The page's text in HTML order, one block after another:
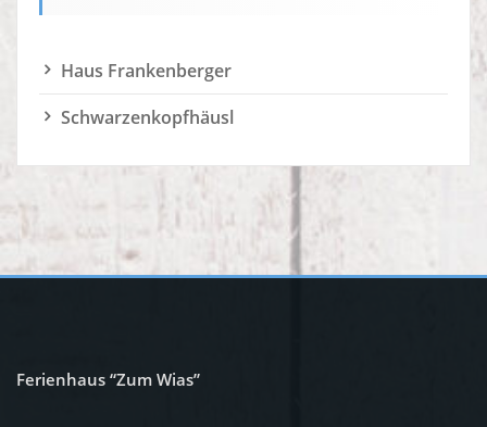
Ferienhaus “Zum Wias”
Katharina Diepold & Anton Frankenberger
Zugspitzstraße 57
82491 Grainau
Tel.: 08821 / 81234